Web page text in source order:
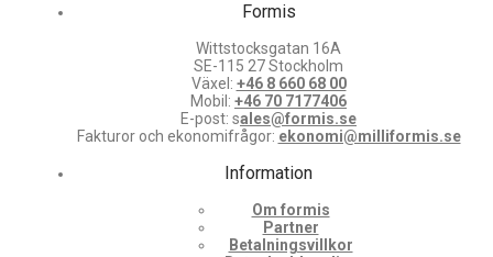
Formis
Wittstocksgatan 16A
SE-115 27 Stockholm
Växel: +46 8 660 68 00
Mobil: +46 70 7177406
E-post: sales@formis.se
Fakturor och ekonomifrågor: ekonomi@milliformis.se
Information
Om formis
Partner
Betalningsvillkor